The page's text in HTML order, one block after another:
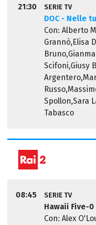
21:30 SERIE TV
DOC - Nelle
Con: Alberto
Grannò,Elisa
Scifoni,Giusy
Spollon,Sara
Tabasco
08:45 SERIE TV
Hawaii Five-0
Con: Alex